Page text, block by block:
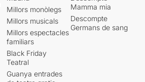
Millors monòlegs
Millors musicals
Millors espectacles
familiars
Black Friday
Teatral
Guanya entrades
Mamma mia
Descompte
Germans de sang